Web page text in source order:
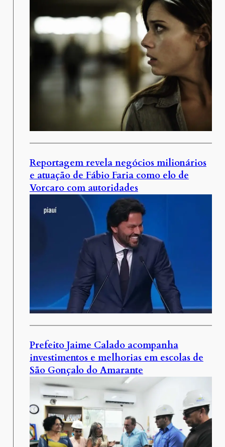
Reportagem revela negócios milionários
e atuação de Fábio Faria como elo de
Vorcaro com autoridades
Prefeito Jaime Calado acompanha
investimentos e melhorias em escolas de
São Gonçalo do Amarante